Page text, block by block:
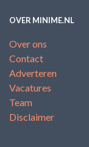
OVER MINIME.NL
Over ons
Contact
Adverteren
Vacatures
Team
Disclaimer